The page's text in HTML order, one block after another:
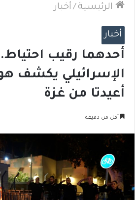
الرئيسية / أخبار
أخبار
أحدهما رقيب
الإسرائيلي يكشف
أعيدتا من غزة
أقل من دقيقة